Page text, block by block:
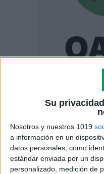
Su
Nosotros y nuestros 1019
a información en un
datos personales, como
estándar enviada por un
personalizado, medición de